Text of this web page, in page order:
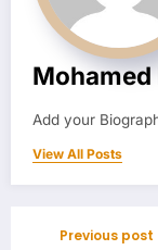
Mohamed
Add your
View All Posts
Previous post